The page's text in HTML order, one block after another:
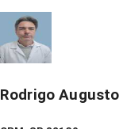
Rodrigo Augusto